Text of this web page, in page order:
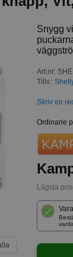
Snygg
Art.nr:
Tillv.:
Skriv en
Ordinarie
Lägsta